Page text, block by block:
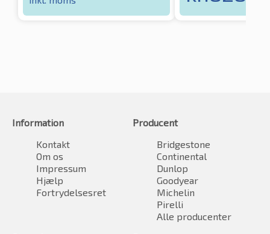
Information
Kontakt
Om os
Impressum
Hjælp
Fortrydelsesret
Producent
Bridgestone
Continental
Dunlop
Goodyear
Michelin
Pirelli
Alle producenter